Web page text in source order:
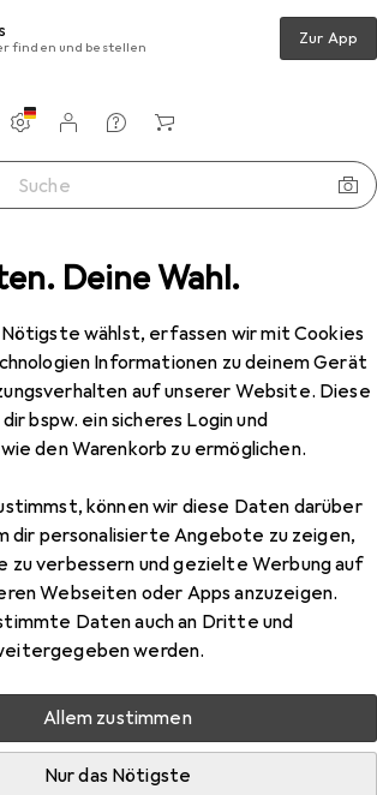
Deine Wahl.
Nötigste wählst, erfassen wir mit Cookies
Informationen zu deinem Gerät
auf unserer Website. Diese
bspw. ein sicheres Login und
den Warenkorb zu ermöglichen.
können wir diese Daten darüber
dir personalisierte Angebote zu zeigen,
zu verbessern und gezielte Werbung auf
Webseiten oder Apps anzuzeigen.
Daten auch an Dritte und
werden.
Allem zustimmen
Nur das Nötigste
finden und bestellen Zur App
Einstellungen
Kundenkonto
Vergleichslisten
Merklisten
Warenkorb
225 Reisestativ schwarz/grau
EUR
44,01
mantona
DSLM Travel Evolution 225
Reisestativ schwarz/grau
225 Reisestativ